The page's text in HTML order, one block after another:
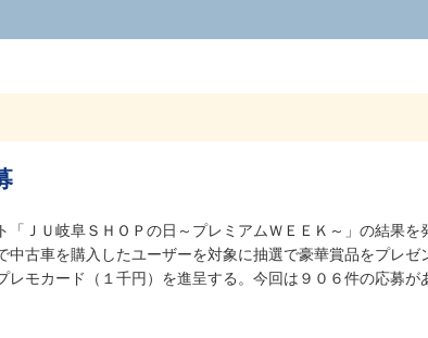
ＪＵ岐阜ＳＨＯＰの日～プレミアムＷＥＥＫ～」の結果
古車を購入したユーザーを対象に抽選で豪華賞品をプレ
モカード（１千円）を進呈する。今回は９０６件の応募